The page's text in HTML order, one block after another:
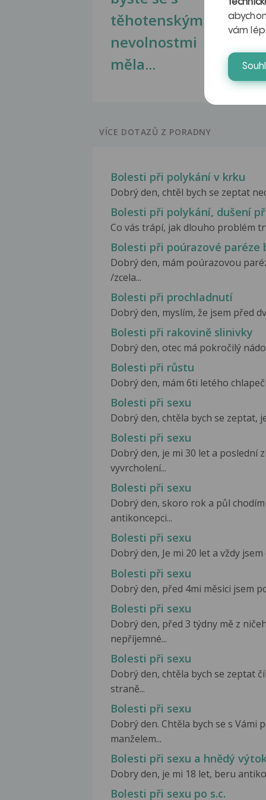
těhotenskými
nevolnostmi
měla...
VÍCE DOTAZŮ Z PORADNY
Bolesti při polykání v krku
Dobrý den, chtěl bych se zeptat
Bolesti při polykání, dušení
Co vás trápí, jak dlouho problém
Bolesti při poúrazové paréze
Dobrý den, mám poúrazovou
/zcela...
Bolesti při prochladnutí
Dobrý den, myslím, že jsem před
Bolesti při rakovině slinivky
Dobrý den, otec má pokročilý
Bolesti při růstu
Dobrý den, mám 6ti letého
Bolesti při sexu
Dobrý den, chtěla bych se zeptat,
Bolesti při sexu
Dobrý den, je mi 30 let a poslední
vyvrcholení...
Bolesti při sexu
Dobrý den, skoro rok a půl
antikoncepci...
Bolesti při sexu
Dobrý den, Je mi 20 let a vždy
Bolesti při sexu
Dobrý den, před 4mi měsici jsem
Bolesti při sexu
Dobrý den, před 3 týdny mě z
nepříjemné...
Bolesti při sexu
Dobrý den, chtěla bych se zeptat
straně...
Bolesti při sexu
Dobrý den. Chtěla bych se s Vámi
manželem...
Bolesti při sexu a hnědý
Dobry den, je mi 18 let, beru
Bolesti při sexu po s.c.
vám